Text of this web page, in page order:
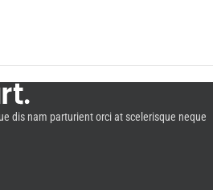
dis nam parturient orci at scelerisque neque